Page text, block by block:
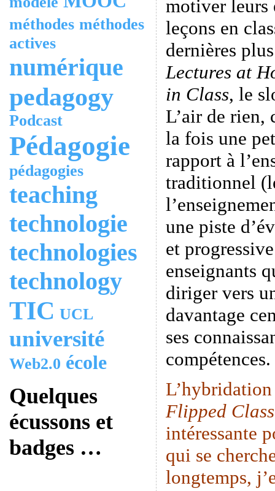
méthodes méthodes
actives
numérique
pedagogy
Podcast
Pédagogie
pédagogies
teaching
technologie
technologies
technology
TIC UCL
université
Web2.0 école
Quelques
écussons et
badges …
motiver leurs
leçons en
dernières
Lectures at
in Class, le
L’air de rien,
la fois une
rapport à
traditionnel
une piste
et
enseignants
diriger vers
davantage
ses
compétences.
Flipped
intéressante
qui se
longtemps,